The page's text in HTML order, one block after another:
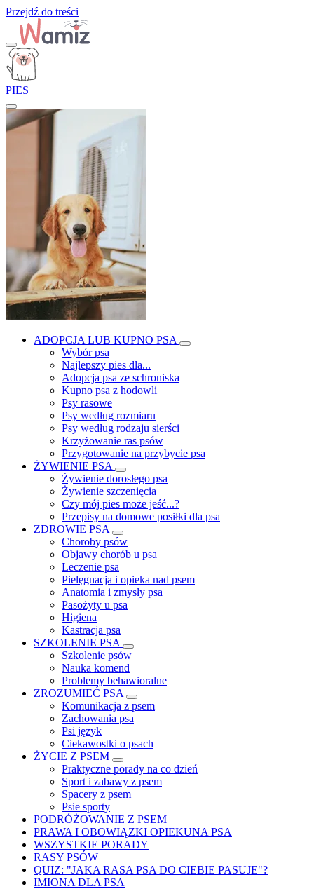
Przejdź do treści
PIES
ADOPCJA LUB KUPNO PSA
Wybór psa
Najlepszy pies dla...
Adopcja psa ze schroniska
Kupno psa z hodowli
Psy rasowe
Psy według rozmiaru
Psy według rodzaju sierści
Krzyżowanie ras psów
Przygotowanie na przybycie psa
ŻYWIENIE PSA
Żywienie dorosłego psa
Żywienie szczenięcia
Czy mój pies może jeść...?
Przepisy na domowe posiłki dla psa
ZDROWIE PSA
Choroby psów
Objawy chorób u psa
Leczenie psa
Pielęgnacja i opieka nad psem
Anatomia i zmysły psa
Pasożyty u psa
Higiena
Kastracja psa
SZKOLENIE PSA
Szkolenie psów
Nauka komend
Problemy behawioralne
ZROZUMIEĆ PSA
Komunikacja z psem
Zachowania psa
Psi język
Ciekawostki o psach
ŻYCIE Z PSEM
Praktyczne porady na co dzień
Sport i zabawy z psem
Spacery z psem
Psie sporty
PODRÓŻOWANIE Z PSEM
PRAWA I OBOWIĄZKI OPIEKUNA PSA
WSZYSTKIE PORADY
RASY PSÓW
QUIZ: "JAKA RASA PSA DO CIEBIE PASUJE"?
IMIONA DLA PSA